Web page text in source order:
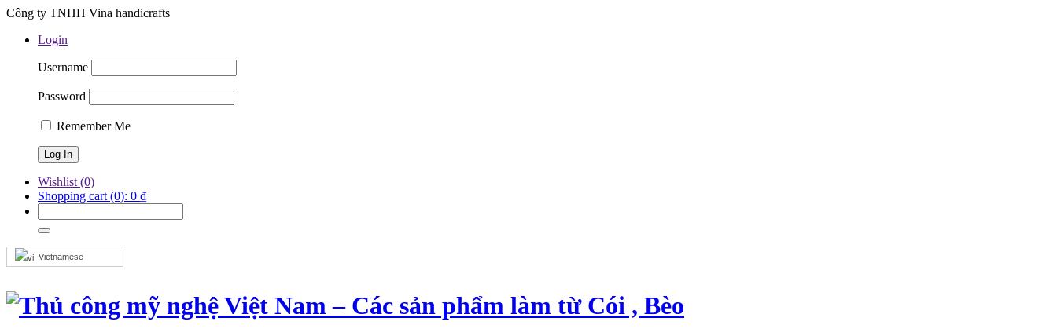
Công ty TNHH Vina handicrafts
Login
Username
Password
Remember Me
Wishlist (0)
Shopping cart (0): 0 ₫
Vietnamese